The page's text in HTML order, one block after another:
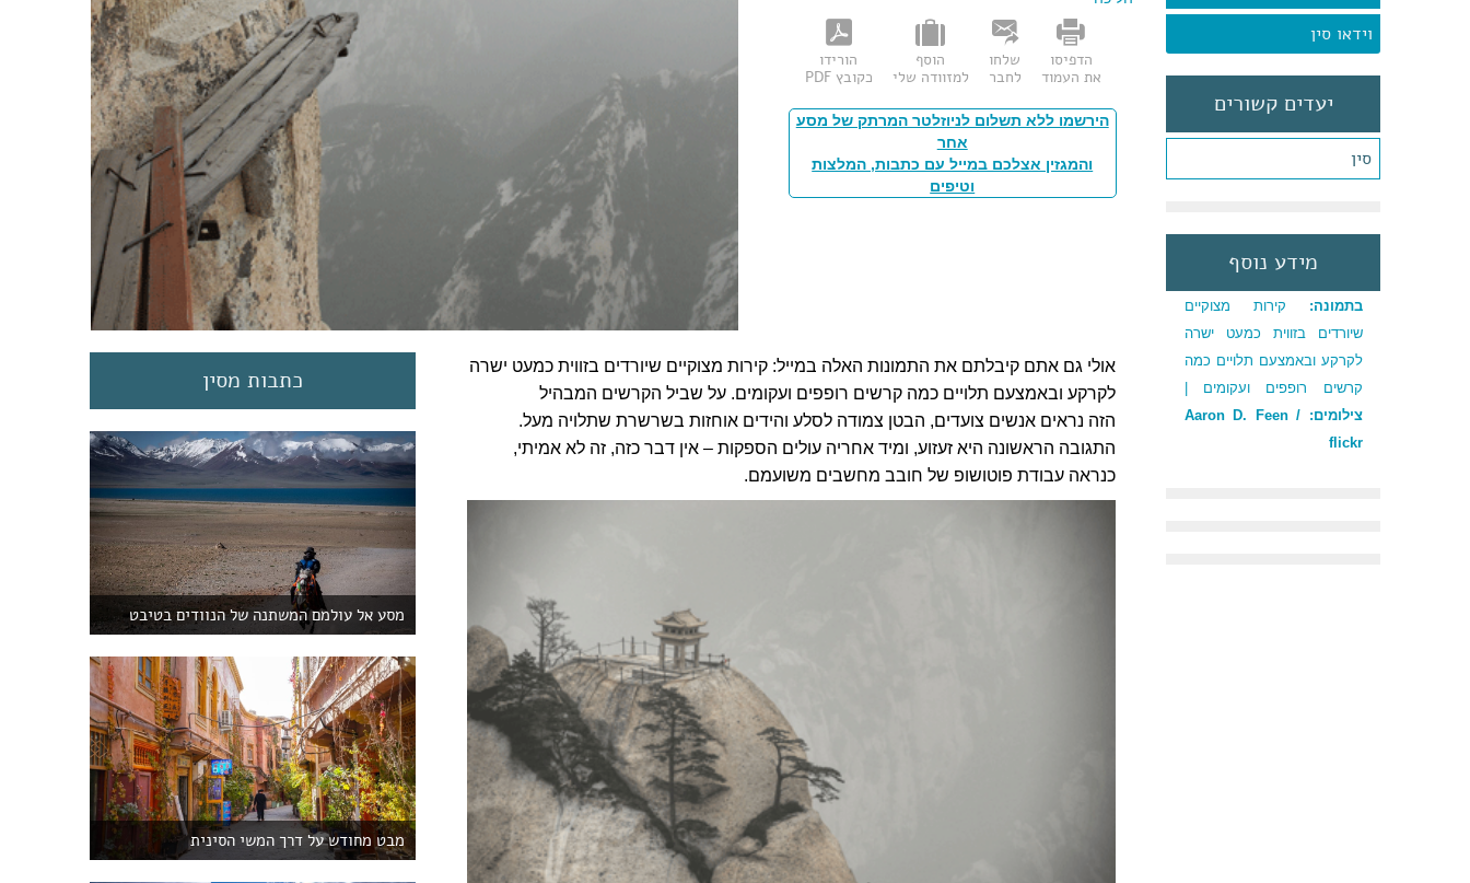
וידאו סין
יעדים קשורים
סין
מידע נוסף
בתמונה: קירות מצוקיים
שיורדים בזווית כמעט ישרה
לקרקע ובאמצעם תלויים כמה
קרשים רופפים ועקומים |
צילומים: Aaron D. Feen /
flickr
הדפיסו
את העמוד
שלחו
לחבר
הוסף
למזוודה שלי
הורידו
כקובץ PDF
הירשמו ללא תשלום לניוזלטר המרתק של מסע
אחר
והמגזין אצלכם במייל עם כתבות, המלצות
וטיפים
אולי גם אתם קיבלתם את התמונות האלה במייל: קירות מצוקיים שיורדים בזווית כמעט ישרה
לקרקע ובאמצעם תלויים כמה קרשים רופפים ועקומים. על שביל הקרשים המבהיל
הזה נראים אנשים צועדים, הבטן צמודה לסלע והידים אוחזות בשרשרת שתלויה מעל.
התגובה הראשונה היא זעזוע, ומיד אחריה עולים הספקות – אין דבר כזה, זה לא אמיתי,
כנראה עבודת פוטושופ של חובב מחשבים משועמם.
כתבות מסין
מסע אל עולמם המשתנה של הנוודים בטיבט
מבט מחודש על דרך המשי הסינית